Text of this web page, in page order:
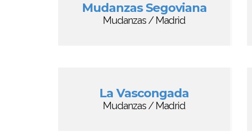
Mudanzas Segoviana
Mudanzas / Madrid
La Vascongada
Mudanzas / Madrid